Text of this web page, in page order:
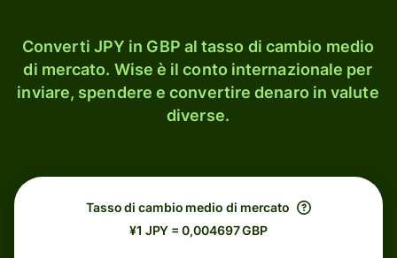
Converti JPY in GBP al tasso di cambio medio
di mercato. Wise è il conto internazionale per
inviare, spendere e convertire denaro in valute
diverse.
Tasso di cambio medio di mercato
¥1 JPY = 0,004697 GBP